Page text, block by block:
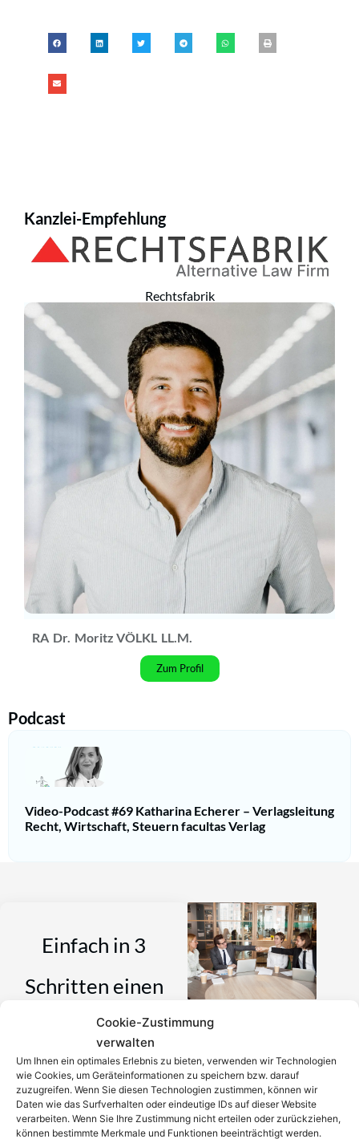
Cookie-Zustimmung
verwalten
Um Ihnen ein optimales Erlebnis zu bieten, verwenden wir Technologien
wie Cookies, um Geräteinformationen zu speichern bzw. darauf
zuzugreifen. Wenn Sie diesen Technologien zustimmen, können wir
Daten wie das Surfverhalten oder eindeutige IDs auf dieser Website
verarbeiten. Wenn Sie Ihre Zustimmung nicht erteilen oder zurückziehen,
können bestimmte Merkmale und Funktionen beeinträchtigt werden.
Kanzlei-Empfehlung
Rechtsfabrik
RA Dr. Moritz VÖLKL LL.M.
Zum Profil
Podcast
Video-Podcast #69 Katharina Echerer – Verlagsleitung
Recht, Wirtschaft, Steuern facultas Verlag
Einfach in 3
Schritten einen
Anwalt finden,
der auf Ihr
Rechtsproblem